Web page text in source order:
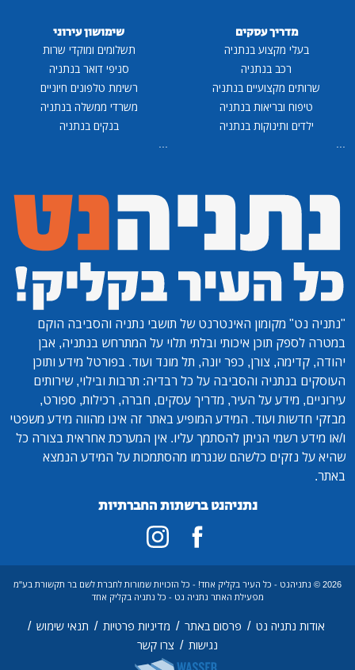
מדריך עסקים
בעלי מקצוע בנתניה
רכב בנתניה
שרותים מקצועיים בנתניה
טיפוח ובריאות בנתניה
ילדים ותינוקות בנתניה
...
שימושון עירוני
תשלומים ומוקדי שרות
סניפי דואר בנתניה
רשימת טלפונים חיוניים
משרדי ממשלה בנתניה
בנקים בנתניה
...
"נתניה נט" מקומון האינטרנט של תושבי נתניה והסביבה הוקם
במטרה לספק תוכן איכותי ובלתי תלוי על המתרחש בנתניה, אבן
יהודה, קדימה, צורן, כפר יונה, תל מונד ועוד. בפורטל מידע ותוכן
העוסקים בנתניה והסביבה על כל רבדיה: תרבות ובילוי, שירותים
עירוניים, מידע על העיר, מדריך עסקים, חברה, רכילות, ספורט,
מבזקי חדשות ועוד. המידע המופיע באתר זה אינו מהווה מידע משפטי
ו/או מידע רשמי הניתן להסתמך עליו. אין המערכת אחראית בצורה כל
שהיא על נזקים כלשהם שנגרמו מהסתמכות על המידע הנמצא
באתר.
נתניהנט ברשתות החברתיות
2026 © נתניהנט - כל העיר בקליק אחד! - כל הזכויות שמורות לחברת לשם בר תקשורת בע"מ
מפעילת האתר נתניה נט - כל נתניה בקליק אחד
אודות נתניה נט / פרסום באתר / מדיניות פרטיות / תנאי שימוש /
נגישות / צרו קשר